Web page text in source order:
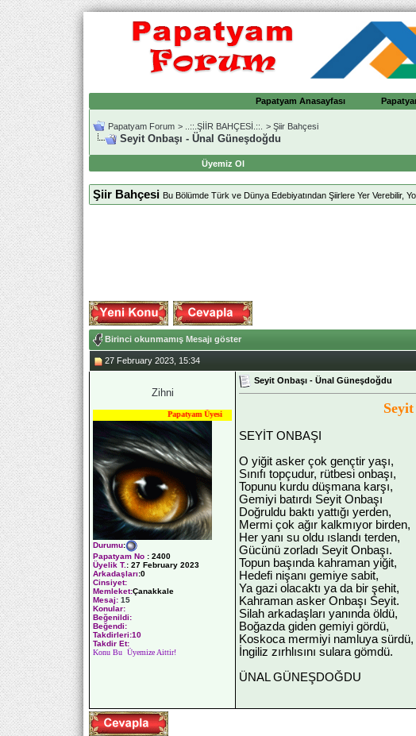
Papatyam Anasayfası
Papatyam Forum > ..::.ŞİİR BAHÇESİ.::. > Şiir Bahçesi
Seyit Onbaşı - Ünal Güneşdoğdu
Üyemiz Ol
Şiir Bahçesi Bu Bölümde Türk ve Dünya Edebiyatından Şiirlere Yer Verebilir,
Birinci okunmamış Mesajı göster
27 February 2023, 15:34
Zihni
Papatyam Üyesi
Durumu:
Papatyam No : 2400
Üyelik T.: 27 February 2023
Arkadaşları:0
Cinsiyet:
Memleket:Çanakkale
Mesaj: 15
Konular:
Beğenildi:
Beğendi:
Takdirleri:10
Takdir Et:
Konu Bu Üyemize Aittir!
Seyit Onbaşı - Ünal Güneşdoğdu
SEYİT ONBAŞI
O yiğit asker çok gençtir yaşı,
Sınıfı topçudur, rütbesi onbaşı,
Topunu kurdu düşmana karşı,
Gemiyi batırdı Seyit Onbaşı
Doğruldu baktı yattığı yerden,
Mermi çok ağır kalkmıyor birden,
Her yanı su oldu ıslandı terden,
Gücünü zorladı Seyit Onbaşı.
Topun başında kahraman yiğit,
Hedefi nişanı gemiye sabit,
Ya gazi olacaktı ya da bir şehit,
Kahraman asker Onbaşı Seyit.
Silah arkadaşları yanında öldü,
Boğazda giden gemiyi gördü,
Koskoca mermiyi namluya sürdü,
İngiliz zırhlısını sulara gömdü.
ÜNAL GÜNEŞDOĞDU